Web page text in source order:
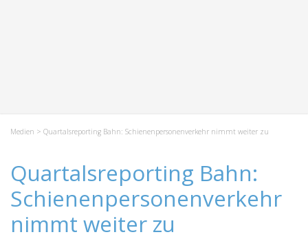
Medien > Quartalsreporting Bahn: Schienenpersonenverkehr nimmt weiter zu
Quartalsreporting Bahn:
Schienenpersonenverkehr
nimmt weiter zu